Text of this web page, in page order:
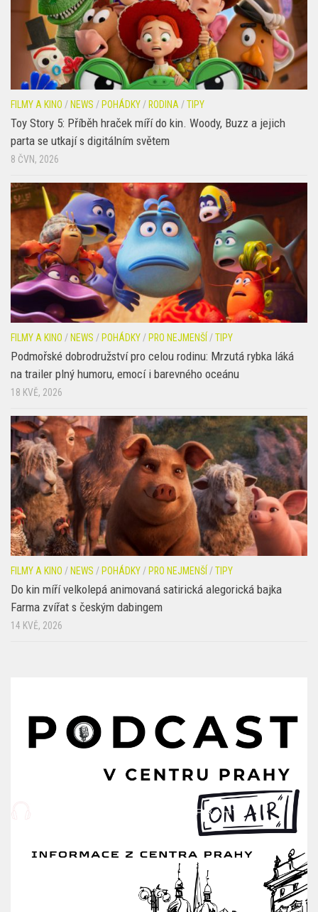
FILMY A KINO/NEWS/POHÁDKY/RODINA/TIPY
Toy Story 5: Příběh hraček míří do kin. Woody, Buzz a jejich
parta se utkají s digitálním světem
8 ČVN, 2026
FILMY A KINO NEWS/POHÁDKY/PRO NEJMENŠÍ /TIPY
Podmořské dobrodružství pro celou rodinu: Mrzutá rybka láká
na trailer plný humoru, emocí i barevného oceánu
18 KVĚ, 2026
FILMY A KINO/NEWS /POHÁDKY/PRO NEJMENŠÍ /TIPY
Do kin míří velkolepá animovaná satirická alegorická bajka
Farma zvířat s českým dabingem
14 KVĚ, 2026